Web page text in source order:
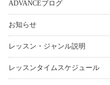
ADVANCEブログ
お知らせ
レッスン・ジャンル説明
レッスンタイムスケジュール